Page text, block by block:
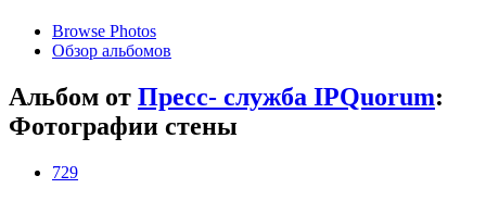
Browse Photos
Обзор альбомов
Альбом от Пресс- служба IPQuorum:
Фотографии стены
729